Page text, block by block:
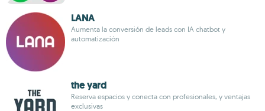
LANA
Aumenta la conversión de leads con IA chatbot y
automatización
the yard
Reserva espacios y conecta con profesionales, y ventajas
exclusivas